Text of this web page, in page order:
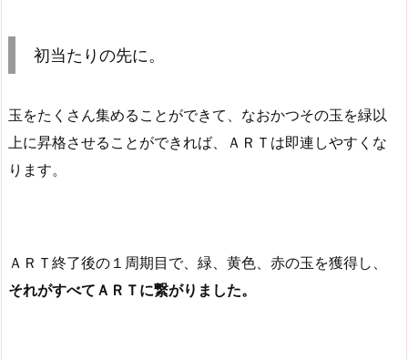
初当たりの先に。
玉をたくさん集めることができて、なおかつその玉を緑以
上に昇格させることができれば、ＡＲＴは即連しやすくな
ります。
ＡＲＴ終了後の１周期目で、緑、黄色、赤の玉を獲得し、
それがすべてＡＲＴに繋がりました。